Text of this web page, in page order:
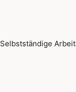
Selbstständige